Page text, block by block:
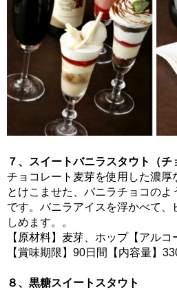
７、スイートバニラスタウト（チ
チョコレート麦芽を使用した濃厚
とけこませた、バニラチョコの
です。バニラアイスを浮かべて、
しめます。。
【原材料】麦芽、ホップ【アルコ
【賞味期限】90日間【内容量】
８、黒糖スイートスタウト